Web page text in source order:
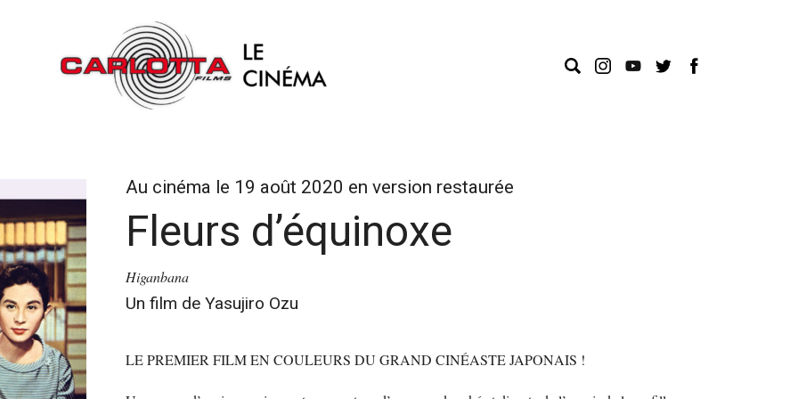
Au cinéma le 19 août 2020 en version restaurée
Fleurs d’équinoxe
Higanbana
Un film de Yasujiro Ozu
LE PREMIER FILM EN COULEURS DU GRAND CINÉASTE JAPONAIS !